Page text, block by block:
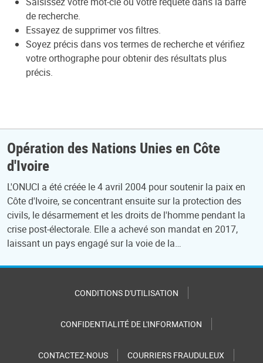
de recherche.
Essayez de supprimer vos filtres.
Soyez précis dans vos termes de recherche et vérifiez
votre orthographe pour obtenir des résultats plus
précis.
Opération des Nations Unies en Côte
d'Ivoire
L'ONUCI a été créée le 4 avril 2004 pour soutenir la paix en
Côte d'Ivoire, se concentrant ensuite sur la protection des
civils, le désarmement et les droits de l'homme pendant la
crise post-électorale. Elle a achevé son mandat en 2017,
laissant un pays engagé sur la voie de la…
CONDITIONS D'UTILISATION
CONFIDENTIALITÉ DE L'INFORMATION
CONTACTEZ-NOUS COURRIERS FRAUDULEUX